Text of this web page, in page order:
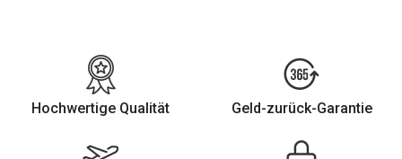
Hochwertige Qualität Geld-zurück-Garantie